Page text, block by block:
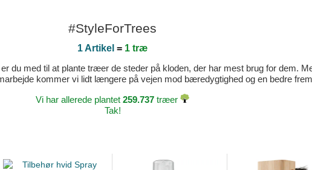
#StyleForTrees
1 Artikel = 1 træ
du med til at plante træer de steder på kloden, der har mest brug for dem.
kommer vi lidt længere på vejen mod bæredygtighed og en bedre
Vi har allerede plantet 259.737 træer
Tak!